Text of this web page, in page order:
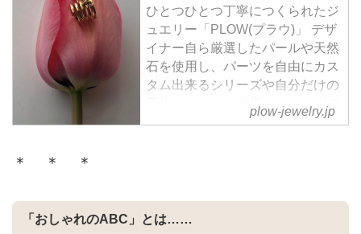
ひとつひとつ丁寧につくられたジ
ュエリー「PLOW(プラウ)」 デザ
イナー⾃ら厳選したパールや天然
⽯を使⽤し、パーツを⾃由にカス
タム出来るシリーズや⾃分だけの
宝物にしたくなる様なシャープで
ナチュラルなジュエリーが揃いま
探してみてください。
plow-jewelry.jp
＊ ＊ ＊
「おしゃれのABC」とは……